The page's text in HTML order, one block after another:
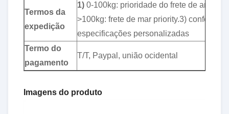
Termos da
expedição
1) 0-100kg: prioridade do frete de ar 2)
>100kg: frete de mar priority.3) conforme
especificações personalizadas
Termo do
pagamento
T/T, Paypal, união ocidental
Imagens do produto